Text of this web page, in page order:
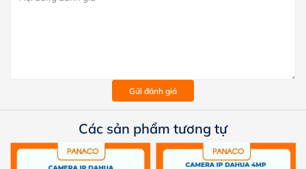
Gửi đánh giá
Các sản phẩm tương tự